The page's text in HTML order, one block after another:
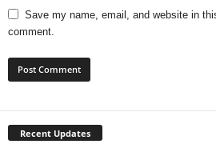
Save my name, email, and website in
comment.
Recent Updates